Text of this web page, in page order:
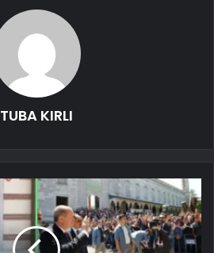
TUBA KIRLI